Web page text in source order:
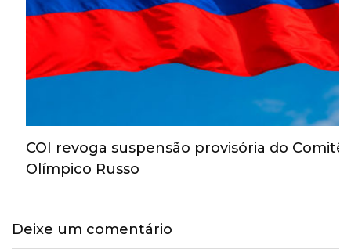
COI revoga suspensão provisória do Comitê
Olímpico Russo
Deixe um comentário